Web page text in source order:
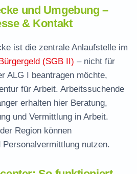
und Umgebung –
& Kontakt
ist die zentrale Anlaufstelle im
(SGB II) – nicht für
ALG I beantragen möchte,
für Arbeit. Arbeitssuchende
erhalten hier Beratung,
und Vermittlung in Arbeit.
Region können
Personalvermittlung nutzen.